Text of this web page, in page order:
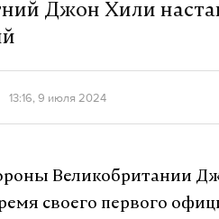
Джон Хили
13:16, 9 июля 2024
Великобритании
своего первого